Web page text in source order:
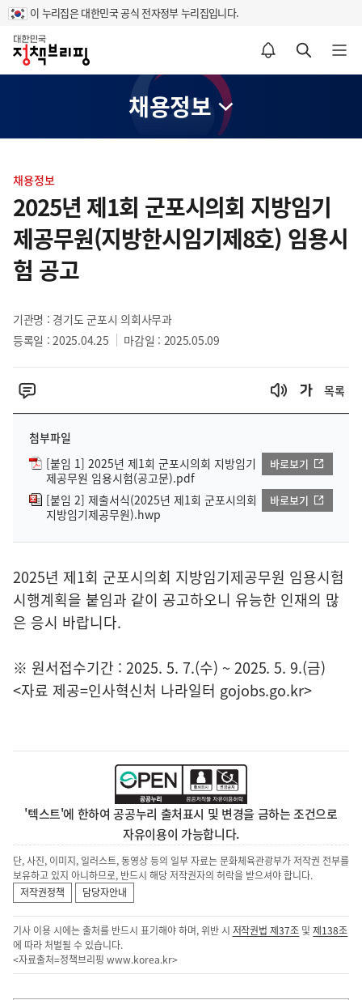
이 누리집은 대한민국 공식 전자정부 누리집입니다.
홈
알림설정 바로가기 검색 바로가기 메뉴 열기
채용정보
텐
츠
영
역
채용정보
2025년 제1회 군포시의회 지방임기
제공무원(지방한시임기제8호) 임용시
험 공고
기관명 : 경기도 군포시 의회사무과
등록일 : 2025.04.25
마감일 : 2025.05.09
목록
첨부파일
[붙임 1] 2025년 제1회 군포시의회 지방임기
제공무원 임용시험(공고문).pdf
바로보기
[붙임 2] 제출서식(2025년 제1회 군포시의회
지방임기제공무원).hwp
바로보기
2025년 제1회 군포시의회 지방임기제공무원 임용시험
시행계획을 붙임과 같이 공고하오니 유능한 인재의 많
은 응시 바랍니다.
※ 원서접수기간 : 2025. 5. 7.(수) ~ 2025. 5. 9.(금)
<자료 제공=인사혁신처 나라일터 gojobs.go.kr>
'텍스트'에 한하여 공공누리 출처표시 및 변경을 금하는 조건으로
자유이용이 가능합니다.
단, 사진, 이미지, 일러스트, 동영상 등의 일부 자료는 문화체육관광부가 저작권 전부를
보유하고 있지 아니하므로, 반드시 해당 저작권자의 허락을 받으셔야 합니다.
저작권정책
담당자안내
기사 이용 시에는 출처를 반드시 표기해야 하며, 위반 시 저작권법 제37조 및제138조
에 따라 처벌될 수 있습니다.
<자료출처=정책브리핑 www.korea.kr>